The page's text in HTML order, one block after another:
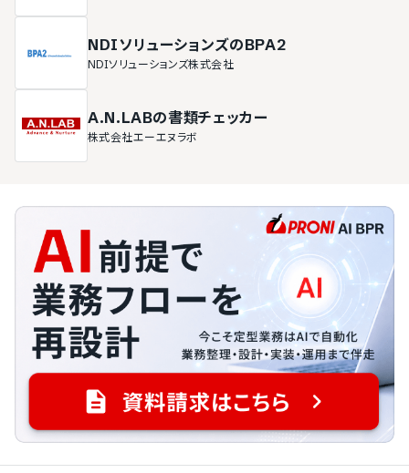
NDIソリューションズのBPA2
NDIソリューションズ株式会社
A.N.LABの書類チェッカー
株式会社エーエヌラボ